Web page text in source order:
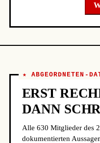
★ ABGEORDNETEN-
ERST
DANN
Alle 630 Mitglieder des
dokumentierten